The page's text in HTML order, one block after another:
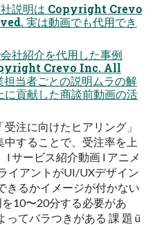
社説明は Copyright Crevo
実は動画でも代⽤でき
社紹介を代⽤した事例
Crevo Inc. All
当者ごとの説明ムラの解
貢献した商談前動画の活
注に向けたヒアリング」
することで、受注率を上
l サービス紹介動画 l アニメ
イアントがUI/UXデザイン
きるかイメージが付かない
10〜20分する必要があ
ってバラつきがある 課 題 ü